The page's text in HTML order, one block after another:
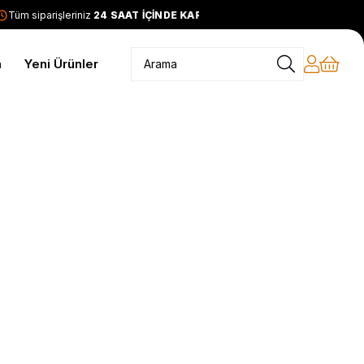
Tüm siparişleriniz24 SAAT İÇİNDE KARGODA
Yeni Ürünler